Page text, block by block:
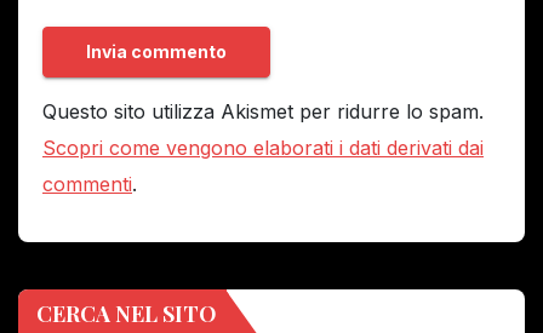
Questo sito utilizza Akismet per ridurre lo spam.
Scopri come vengono elaborati i dati derivati dai
commenti.
CERCA NEL SITO